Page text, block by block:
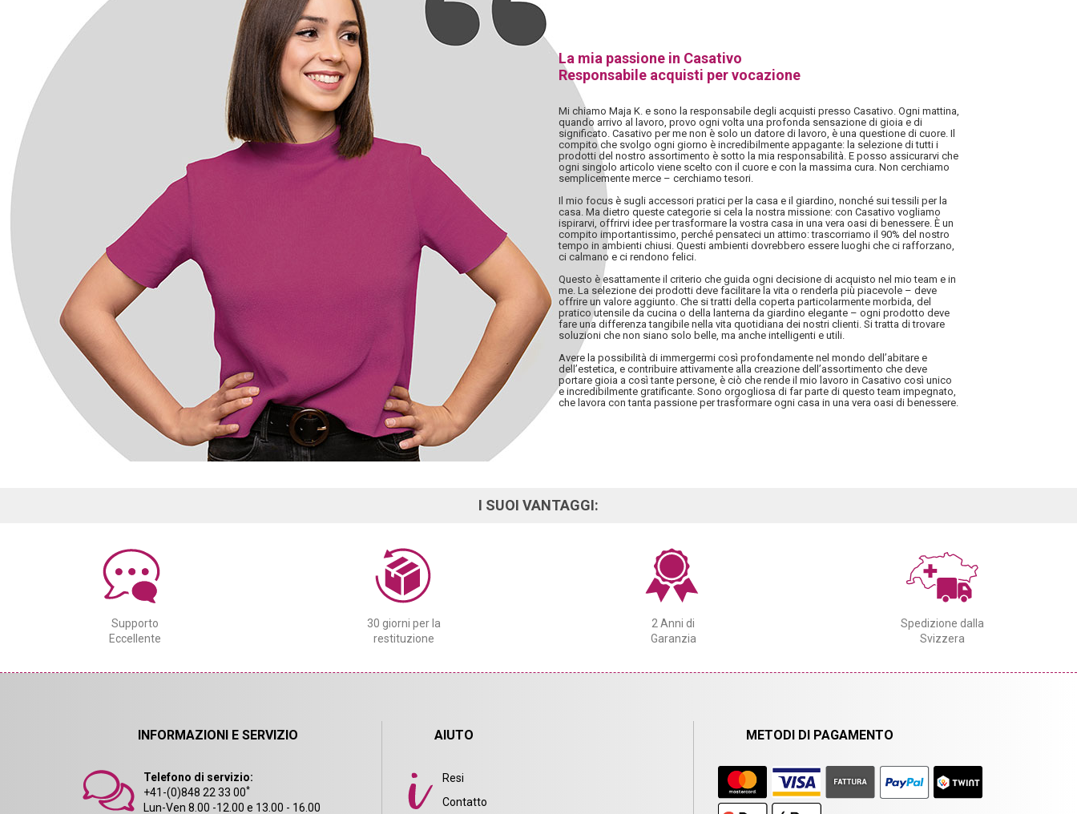
La mia passione in Casativo
Responsabile acquisti per vocazione
Mi chiamo Maja K. e sono la responsabile degli acquisti presso Casativo. Ogni mattina,
quando arrivo al lavoro, provo ogni volta una profonda sensazione di gioia e di
significato. Casativo per me non è solo un datore di lavoro, è una questione di cuore. Il
compito che svolgo ogni giorno è incredibilmente appagante: la selezione di tutti i
prodotti del nostro assortimento è sotto la mia responsabilità. E posso assicurarvi che
ogni singolo articolo viene scelto con il cuore e con la massima cura. Non cerchiamo
semplicemente merce – cerchiamo tesori.
Il mio focus è sugli accessori pratici per la casa e il giardino, nonché sui tessili per la
casa. Ma dietro queste categorie si cela la nostra missione: con Casativo vogliamo
ispirarvi, offrirvi idee per trasformare la vostra casa in una vera oasi di benessere. È un
compito importantissimo, perché pensateci un attimo: trascorriamo il 90% del nostro
tempo in ambienti chiusi. Questi ambienti dovrebbero essere luoghi che ci rafforzano,
ci calmano e ci rendono felici.
Questo è esattamente il criterio che guida ogni decisione di acquisto nel mio team e in
me. La selezione dei prodotti deve facilitare la vita o renderla più piacevole – deve
offrire un valore aggiunto. Che si tratti della coperta particolarmente morbida, del
pratico utensile da cucina o della lanterna da giardino elegante – ogni prodotto deve
fare una differenza tangibile nella vita quotidiana dei nostri clienti. Si tratta di trovare
soluzioni che non siano solo belle, ma anche intelligenti e utili.
Avere la possibilità di immergermi così profondamente nel mondo dell’abitare e
dell’estetica, e contribuire attivamente alla creazione dell’assortimento che deve
portare gioia a così tante persone, è ciò che rende il mio lavoro in Casativo così unico
e incredibilmente gratificante. Sono orgogliosa di far parte di questo team impegnato,
che lavora con tanta passione per trasformare ogni casa in una vera oasi di benessere.
I SUOI VANTAGGI:
Supporto
Eccellente
30 giorni per la
restituzione
2 Anni di
Garanzia
Spedizione dalla
Svizzera
INFORMAZIONI E SERVIZIO
Telefono di servizio:
+41-(0)848 22 33 00*
Lun-Ven 8.00 -12.00 e 13.00 - 16.00
AIUTO
Resi
Contatto
METODI DI PAGAMENTO